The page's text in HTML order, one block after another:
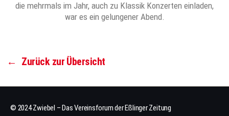
die mehrmals im Jahr, auch zu Klassik Konzerten einladen,
war es ein gelungener Abend.
← Zurück zur Übersicht
© 2024 Zwiebel – Das Vereinsforum der Eßlinger Zeitung